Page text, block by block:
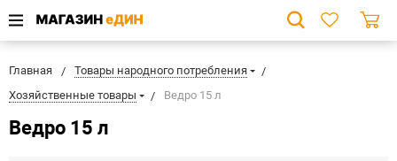
Главная
Товары народного потребления
Хозяйственные товары
Ведро 15 л
Ведро 15 л